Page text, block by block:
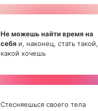
Не можешь найти время на
себя и, наконец, стать такой,
какой хочешь
Стесняешься своего тела